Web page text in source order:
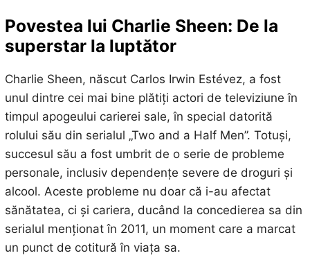
Povestea lui Charlie Sheen: De la
superstar la luptător
Charlie Sheen, născut Carlos Irwin Estévez, a fost
unul dintre cei mai bine plătiți actori de televiziune în
timpul apogeului carierei sale, în special datorită
rolului său din serialul „Two and a Half Men”. Totuși,
succesul său a fost umbrit de o serie de probleme
personale, inclusiv dependențe severe de droguri și
alcool. Aceste probleme nu doar că i-au afectat
sănătatea, ci și cariera, ducând la concedierea sa din
serialul menționat în 2011, un moment care a marcat
un punct de cotitură în viața sa.